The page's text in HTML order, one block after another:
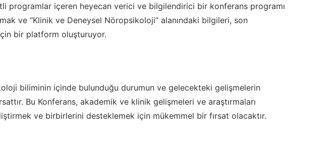
programlar içeren heyecan verici ve bilgilendirici bir konferans programı
ve “Klinik ve Deneysel Nöropsikoloji” alanındaki bilgileri, son
bir platform oluşturuyor.
biliminin içinde bulunduğu durumun ve gelecekteki gelişmelerin
Bu Konferans, akademik ve klinik gelişmeleri ve araştırmaları
ve birbirlerini desteklemek için mükemmel bir fırsat olacaktır.